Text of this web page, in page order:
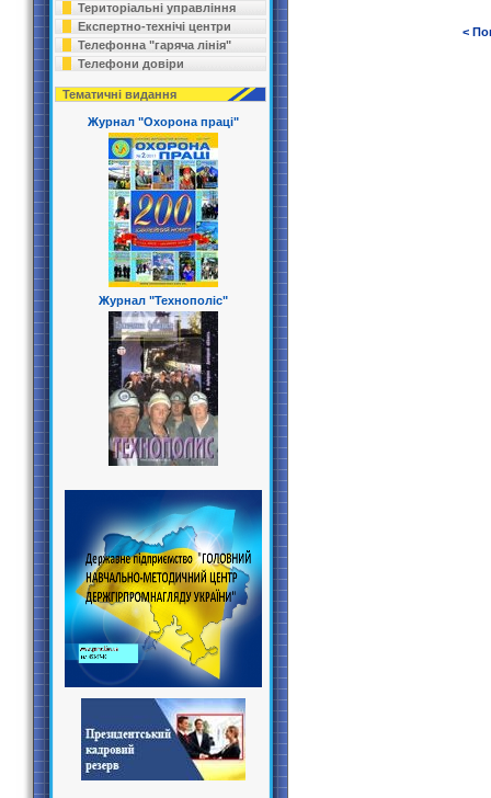
Територіальні управління
Експертно-технічі центри
Телефонна "гаряча лінія"
Телефони довіри
Тематичні видання
Журнал "Охорона праці"
Журнал "Технополіс"
<